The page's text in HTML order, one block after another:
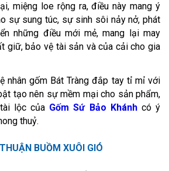
miệng loe rộng ra, điều này mang ý
sự sung túc, sự sinh sôi nảy nở, phát
những điều mới mẻ, mang lại may
giữ, bảo vệ tài sản và của cải cho gia
nhân gốm Bát Tràng đắp tay tỉ mỉ với
tạo nên sự mềm mại cho sản phẩm,
lộc của Gốm Sứ Bảo Khánhcó ý
thuỷ.
BUỒM XUÔI GIÓ